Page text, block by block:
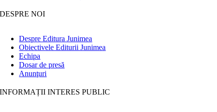
DESPRE NOI
Despre Editura Junimea
Obiectivele Editurii Junimea
Echipa
Dosar de presă
Anunţuri
INFORMAȚII INTERES PUBLIC